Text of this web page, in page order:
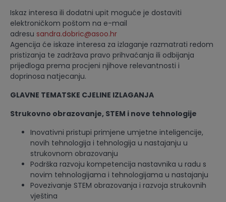
Iskaz interesa ili dodatni upit moguće je dostaviti
elektroničkom poštom na e-mail
adresu sandra.dobric@asoo.hr
Agencija će iskaze interesa za izlaganje razmatrati redom
pristizanja te zadržava pravo prihvaćanja ili odbijanja
prijedloga prema procjeni njihove relevantnosti i
doprinosa natjecanju.
GLAVNE TEMATSKE CJELINE IZLAGANJA
Strukovno obrazovanje, STEM i nove tehnologije
Inovativni pristupi primjene umjetne inteligencije,
novih tehnologija i tehnologija u nastajanju u
strukovnom obrazovanju
Podrška razvoju kompetencija nastavnika u radu s
novim tehnologijama i tehnologijama u nastajanju
Povezivanje STEM obrazovanja i razvoja strukovnih
vještina